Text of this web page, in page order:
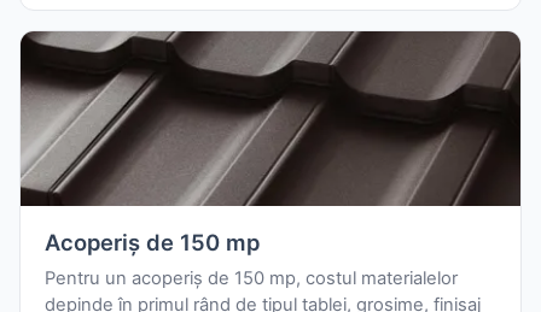
Acoperiș de 150 mp
Pentru un acoperiș de 150 mp, costul materialelor
depinde în primul rând de tipul tablei, grosime, finisaj